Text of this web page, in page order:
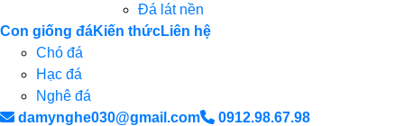
Đá lát nền
Con giống đá
Chó đá
Hạc đá
Nghê đá
Kiến thứcLiên hệ
damynghe030@gmail.com
0912.98.67.98